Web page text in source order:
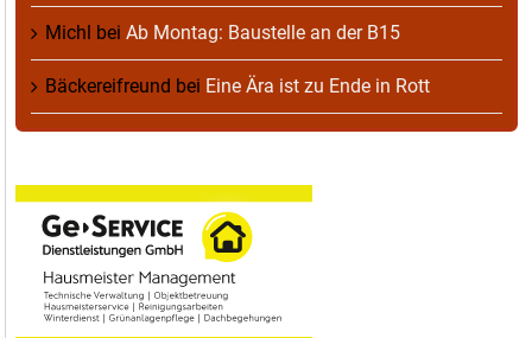
Michl bei Ab Montag: Baustelle an der B15
Bäckereifreund bei Eine Ära ist zu Ende in Rott